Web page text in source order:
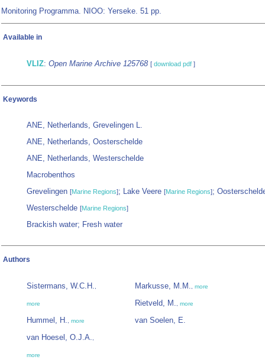
Monitoring Programma. NIOO: Yerseke. 51 pp.
Available in
VLIZ: Open Marine Archive 125768 [ download pdf ]
Keywords
ANE, Netherlands, Grevelingen L.
ANE, Netherlands, Oosterschelde
ANE, Netherlands, Westerschelde
Macrobenthos
Grevelingen [Marine Regions]; Lake Veere [Marine Regions];
Westerschelde [Marine Regions]
Brackish water; Fresh water
Authors
Sistermans, W.C.H.,
more
Hummel, H., more
van Hoesel, O.J.A.,
more
Markusse, M.M., more
Rietveld, M., more
van Soelen, E.